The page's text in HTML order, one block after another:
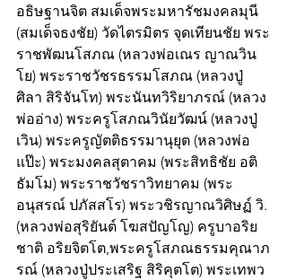
อธิษฐานจิต สมเด็จพระมหารัชมงคลมุนี
(สมเด็จธงชัย) วัดไตรมิตร จุดเทียนชัย พระ
ราชพัฒนโสภณ (หลวงพ่อเณร ญาณวิน
โย) พระราชวัชรธรรมโสภณ (หลวงปู่
ศิลา สิริจันโท) พระนันทวิริยาภรณ์ (หลวง
พ่ออ่าง) พระครูโสภณวินัยวัฒน์ (หลวงปู่
เวิน) พระครูญัตติธรรมานุยุต (หลวงพ่อ
แป๊ะ) พระมงคลสุตาคม (พระสิทธิชัย อติ
ธัมโม) พระราชวัชราวิทยาคม (พระ
อนุสรณ์ ปภัสสโร) พระวชิรญาณวิศิษฏ์ วิ.
(หลวงพ่อสุริยันต์ โฆสปัญโญ) ครูบาอริย
ชาติ อริยจิตโต,พระครูโสภณธรรมคุณาภ
รณ์ (หลวงปู่ประเสริฐ สิริคุตโต) พระเทพว